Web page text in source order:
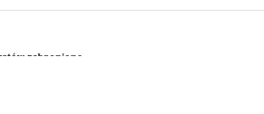
zabronione.